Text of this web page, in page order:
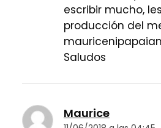
escribir mucho,
producción del
Saludos
Maurice